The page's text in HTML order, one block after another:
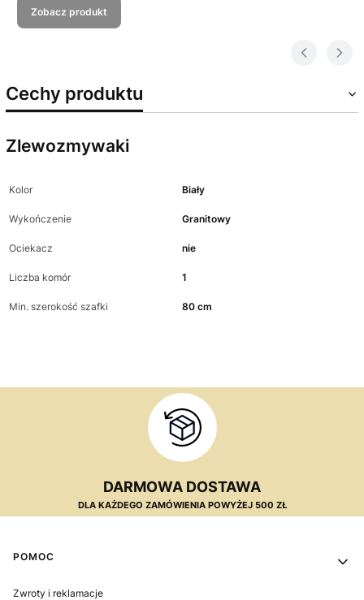
Zobacz produkt
Cechy produktu
Zlewozmywaki
Kolor Biały
Wykończenie Granitowy
Ociekacz nie
Liczba komór 1
Min. szerokość szafki 80 cm
DARMOWA DOSTAWA
DLA KAŻDEGO ZAMÓWIENIA POWYŻEJ 500 ZŁ
Linki w stopce
POMOC
Zwroty i reklamacje